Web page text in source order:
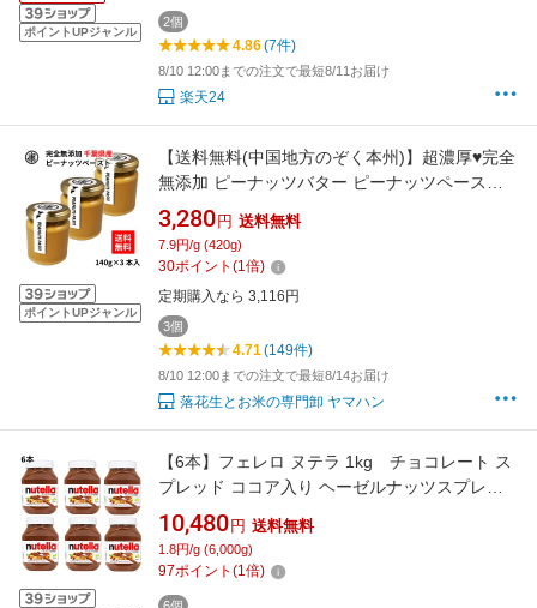
ポイントUPジャンル
2個
4.86(7件)
8/10 12:00までの注文で最短8/11お届け
楽天24
ポイントUPジャンル
【送料無料(中国地方のぞく本州)】超濃厚♥完全
無添加 ピーナッツバター ピーナッツペースト
140g×3本セット 千葉県産100％使用 無糖 お
歳暮
3,280 円 送料無料
7.9円/g (420g)
30ポイント (1倍)
定期購入なら 3,116円
3個
4.71(149件)
8/10 12:00までの注文で最短8/14お届け
落花生とお米の専門卸 ヤマハン
【6本】フェレロ ヌテラ 1kg チョコレート ス
プレッド ココア入り ヘーゼルナッツスプレッ
ド チョコ ヘーゼルナッツ チョコレートスプレ
ッド チョコスプレッド ぺースト クリーム 大容
量 Ferrero Nutella
10,480 円 送料無料
1.8円/g (6,000g)
97ポイント (1倍)